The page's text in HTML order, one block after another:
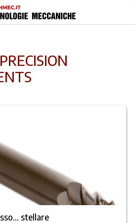
stellare